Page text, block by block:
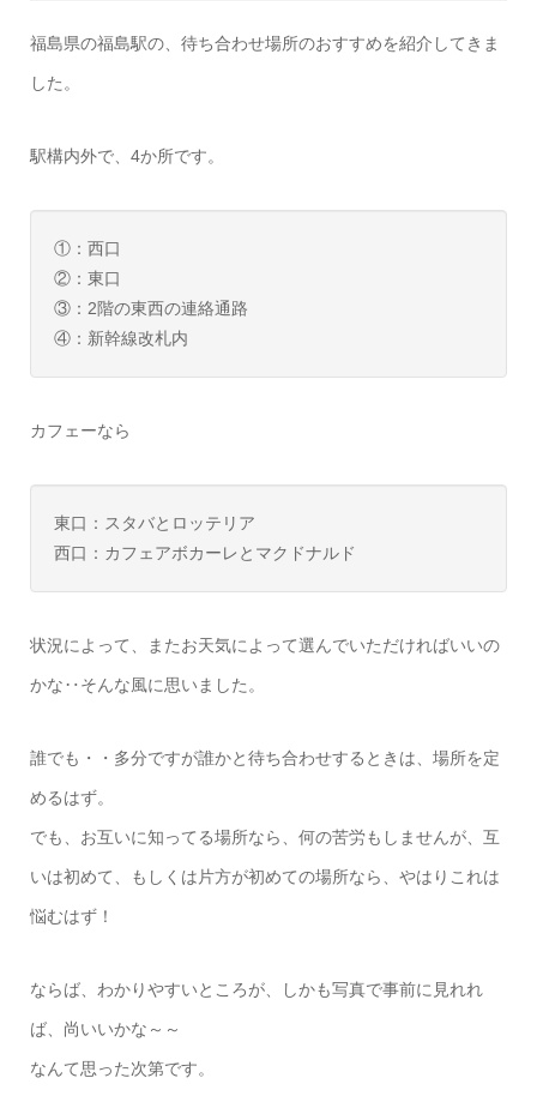
福島県の福島駅の、待ち合わせ場所のおすすめを紹介してきま
した。
駅構内外で、4か所です。
①：西口
②：東口
③：2階の東西の連絡通路
④：新幹線改札内
カフェーなら
東口：スタバとロッテリア
西口：カフェアボカーレとマクドナルド
状況によって、またお天気によって選んでいただければいいの
かな‥そんな風に思いました。
誰でも・・多分ですが誰かと待ち合わせするときは、場所を定
めるはず。
でも、お互いに知ってる場所なら、何の苦労もしませんが、互
いは初めて、もしくは片方が初めての場所なら、やはりこれは
悩むはず！
ならば、わかりやすいところが、しかも写真で事前に見れれ
ば、尚いいかな～～
なんて思った次第です。